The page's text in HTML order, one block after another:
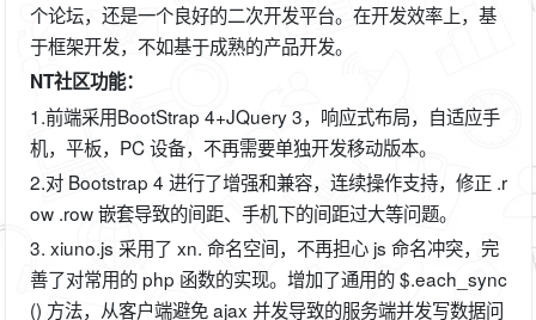
个论坛，还是一个良好的二次开发平台。在开发效率上，基
于框架开发，不如基于成熟的产品开发。
NT社区功能：
1.前端采用BootStrap 4+JQuery 3，响应式布局，自适应手
机，平板，PC 设备，不再需要单独开发移动版本。
2.对 Bootstrap 4 进行了增强和兼容，连续操作支持，修正 .r
ow .row 嵌套导致的间距、手机下的间距过大等问题。
3. xiuno.js 采用了 xn. 命名空间，不再担心 js 命名冲突，完
善了对常用的 php 函数的实现。增加了通用的 $.each_sync
() 方法，从客户端避免 ajax 并发导致的服务端并发写数据问